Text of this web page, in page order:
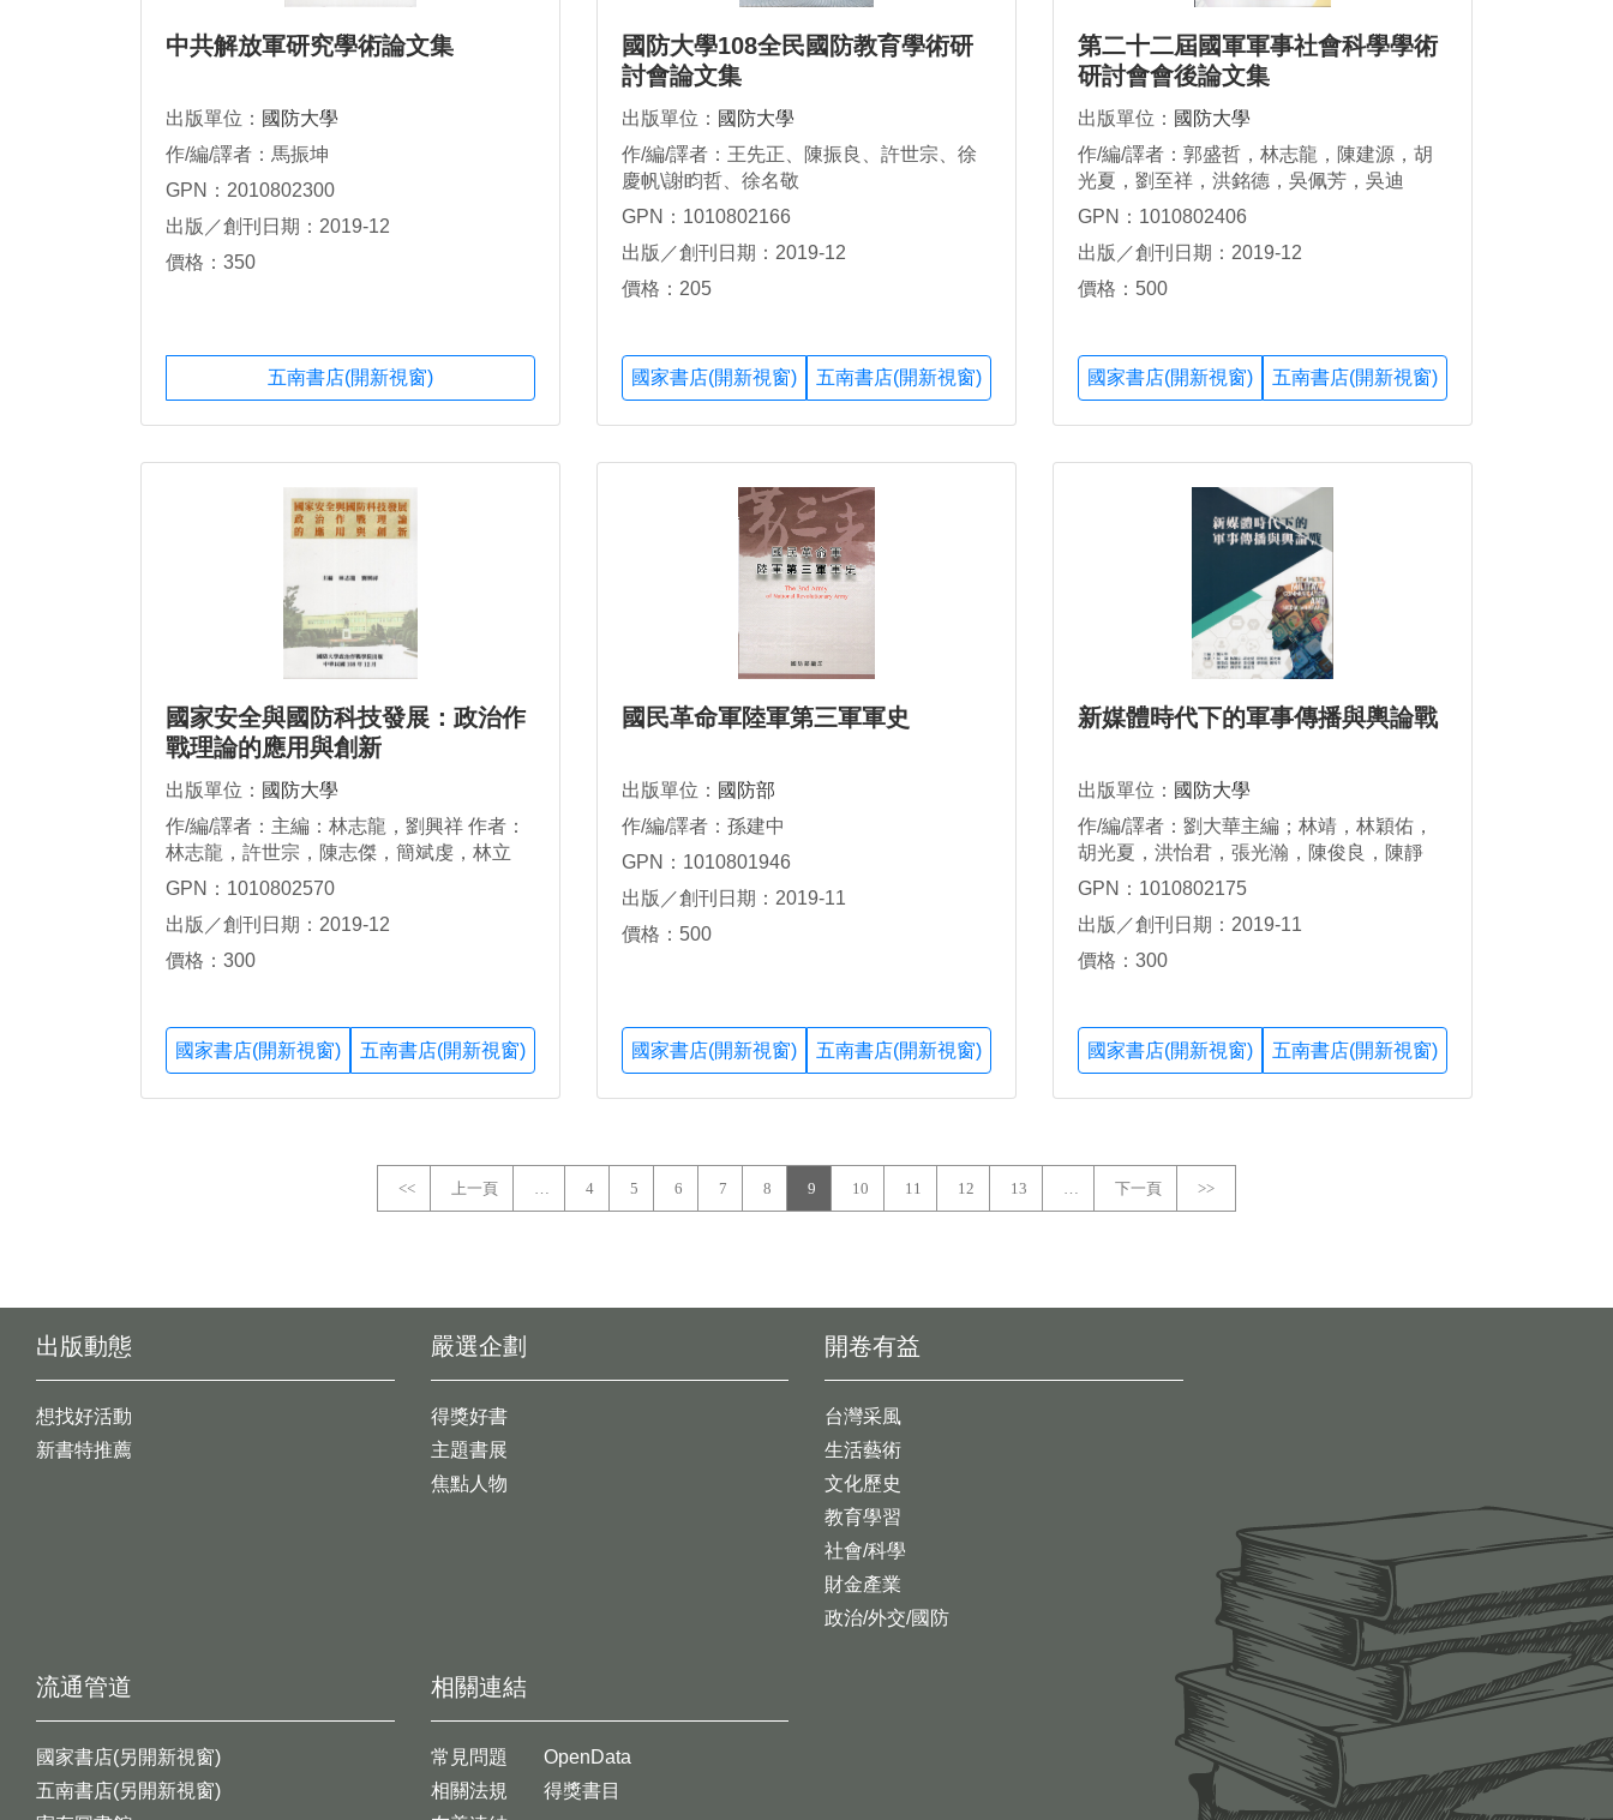
中共解放軍研究學術論文集
出版單位： 國防大學
作/編/譯者：馬振坤
GPN：2010802300
出版／創刊日期：2019-12
價格：350
五南書店(開新視窗)
國防大學108全民國防教育學術研
討會論文集
出版單位： 國防大學
作/編/譯者：王先正、陳振良、許世宗、徐
慶帆\謝盷哲、徐名敬
GPN：1010802166
出版／創刊日期：2019-12
價格：205
國家書店(開新視窗) 五南書店(開新視窗)
第二十二屆國軍軍事社會科學學術
研討會會後論文集
出版單位： 國防大學
作/編/譯者：郭盛哲，林志龍，陳建源，胡
光夏，劉至祥，洪銘德，吳佩芳，吳迪
GPN：1010802406
出版／創刊日期：2019-12
價格：500
國家書店(開新視窗) 五南書店(開新視窗)
國家安全與國防科技發展：政治作
戰理論的應用與創新
出版單位： 國防大學
作/編/譯者：主編：林志龍，劉興祥 作者：
林志龍，許世宗，陳志傑，簡斌虔，林立
偉，林冠萍，鐘國應
GPN：1010802570
出版／創刊日期：2019-12
價格：300
國家書店(開新視窗) 五南書店(開新視窗)
國民革命軍陸軍第三軍軍史
出版單位： 國防部
作/編/譯者：孫建中
GPN：1010801946
出版／創刊日期：2019-11
價格：500
國家書店(開新視窗) 五南書店(開新視窗)
新媒體時代下的軍事傳播與輿論戰
出版單位： 國防大學
作/編/譯者：劉大華主編；林靖，林穎佑，
胡光夏，洪怡君，張光瀚，陳俊良，陳靜
君，黃引珊，蔡明朗，劉智年，劉興祥，蔣
GPN：1010802175
出版／創刊日期：2019-11
價格：300
國家書店(開新視窗) 五南書店(開新視窗)
<< 上一頁 4 5 6 7 8 9 10 11 12 13 下一頁 >>
出版動態
想找好活動
新書特推薦
開卷有益
台灣采風
生活藝術
文化歷史
教育學習
社會/科學
財金產業
政治/外交/國防
嚴選企劃
得獎好書
主題書展
焦點人物
流通管道
國家書店(另開新視窗)
五南書店(另開新視窗)
相關連結
常見問題
相關法規
OpenData
得獎書目